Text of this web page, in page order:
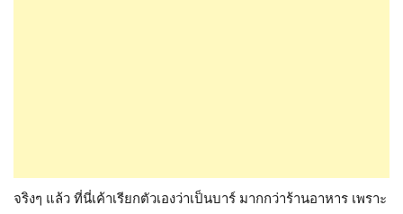
จริงๆ แล้ว ที่นี่เค้าเรียกตัวเองว่าเป็นบาร์ มากกว่าร้านอาหาร เพราะ